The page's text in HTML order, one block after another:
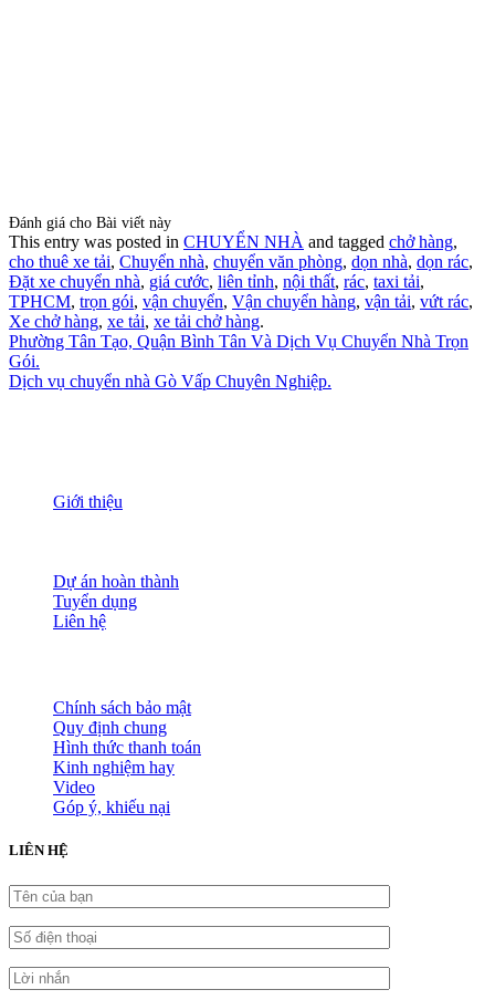
Đánh giá cho Bài viết này
This entry was posted in CHUYỂN NHÀ and tagged chở hàng,
cho thuê xe tải, Chuyển nhà, chuyển văn phòng, dọn nhà, dọn rác,
Đặt xe chuyển nhà, giá cước, liên tỉnh, nội thất, rác, taxi tải,
TPHCM, trọn gói, vận chuyển, Vận chuyển hàng, vận tải, vứt rác,
Xe chở hàng, xe tải, xe tải chở hàng.
Phường Tân Tạo, Quận Bình Tân Và Dịch Vụ Chuyển Nhà Trọn
Gói.
Dịch vụ chuyển nhà Gò Vấp Chuyên Nghiệp.
Giới thiệu
Dự án hoàn thành
Tuyển dụng
Liên hệ
Chính sách bảo mật
Quy định chung
Hình thức thanh toán
Kinh nghiệm hay
Video
Góp ý, khiếu nại
LIÊN HỆ